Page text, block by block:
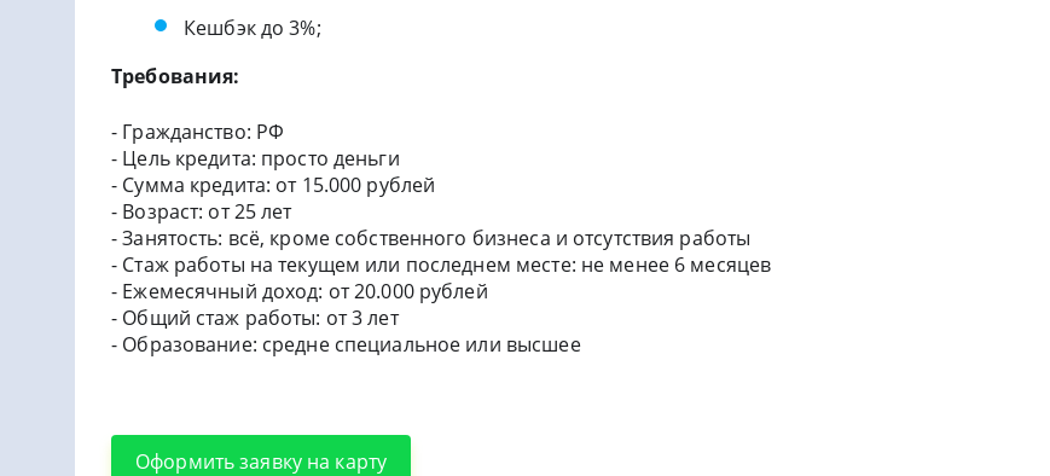
Кешбэк до 3%;
Требования:
- Гражданство: РФ
- Цель кредита: просто деньги
- Сумма кредита: от 15.000 рублей
- Возраст: от 25 лет
- Занятость: всё, кроме собственного бизнеса и отсутствия работы
- Стаж работы на текущем или последнем месте: не менее 6 месяцев
- Ежемесячный доход: от 20.000 рублей
- Общий стаж работы: от 3 лет
- Образование: средне специальное или высшее
Оформить заявку на карту